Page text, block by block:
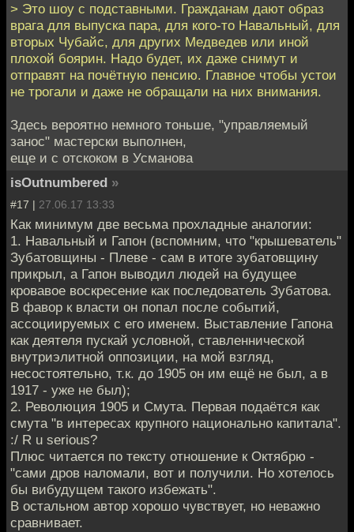
> Это шоу с подставными. Гражданам дают образ
врага для выпуска пара, для кого-то Навальный, для
вторых Чубайс, для других Медведев или иной
плохой боярин. Надо будет, их даже снимут и
отправят на почётную пенсию. Главное чтобы устои
не трогали и даже не обращали на них внимания.
Здесь вероятно немного тоньше, "управляемый
занос" мастерски выполнен,
еще и с отскоком в Усманова
isOutnumbered »
#17 | 27.06.17 13:33
Как минимум две весьма прохладные аналогии:
1. Навальный и Гапон (вспомним, что "крышеватель"
Зубатовщины - Плеве - сам в итоге зубатовщину
прикрыл, а Гапон выводил людей на будущее
кровавое воскресение как последователь Зубатова.
В фавор к власти он попал после событий,
ассоциируемых с его именем. Выставление Гапона
как деятеля пускай условной, ставленнической
внутриэлитной оппозиции, на мой взгляд,
несостоятельно, т.к. до 1905 он им ещё не был, а в
1917 - уже не был);
2. Революция 1905 и Смута. Первая подаётся как
смута "в интересах крупного национально капитала".
:/ R u serious?
Плюс читается по тексту отношение к Октябрю -
"сами дров наломали, вот и получили. Но хотелось
бы вибудущем такого избежать".
В остальном автор хорошо чувствует, но неважно
сравнивает.